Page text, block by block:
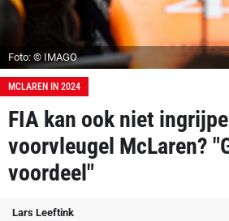
Foto: © IMAGO
MCLAREN IN 2024
FIA kan ook niet
voorvleugel McLaren?
voordeel"
Lars Leeftink